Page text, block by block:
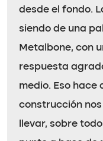
desde el fondo.
siendo de una
Metalbone, con
respuesta
medio. Eso hace
construcción
llevar, sobre